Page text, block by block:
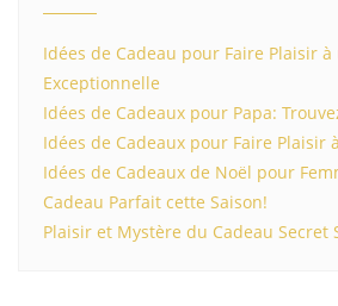
Idées de Cadeau pour Faire Plaisir
Exceptionnelle
Idées de Cadeaux pour Papa:
Idées de Cadeaux pour Faire Plaisir
Idées de Cadeaux de Noël pour
Cadeau Parfait cette Saison!
Plaisir et Mystère du Cadeau Secret